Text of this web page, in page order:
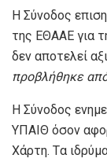
Η Σύνοδος
της ΕΘΑΑΕ για
δεν αποτελεί
προβλήθηκε
Η Σύνοδος
ΥΠΑΙΘ όσον
Χάρτη. Tα